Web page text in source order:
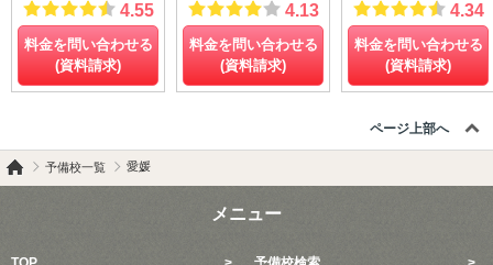
4.55
料金を問い合わせる
(資料請求)
4.13
料金を問い合わせる
(資料請求)
4.34
料金を問い合わせる
(資料請求)
ページ上部へ
予備校一覧 愛媛
メニュー